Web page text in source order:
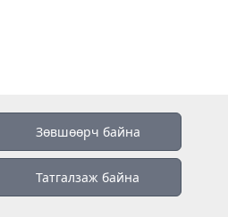
Зөвшөөрч байна
Татгалзаж байна